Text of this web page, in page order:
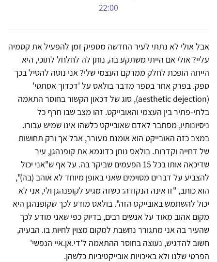
22:00
אבל אולי לא נתתי לעיר החדשה מספיק זמן להפעיל את קסמיה
עליי? אולי אם הייתי משתקע בה, נותן לה לחלחל לתוכי, היא
הייתה הופכת לחלק ממרקם העצמי שלי? אני נוטה להטיל בכך
ספק. בפרק אחר בספר מדבר בולאס על 'דכדוך אסתטי'
(aesthetic dejection), סוג של דכאון הקשור בחוסר התאמה
בלתי-פתיר בין העצמי והאובייקט. זהו מצב שבו חרף כל
ניסיונותיו, מסתבר לאדם שאובייקט כלשהו אינו שמיש עבורו.
במצב כזה האובייקט הוא אומנם מעורר, אבל אך ורק תחושות
של דחייה וקדרות. בולאס נותן כדוגמא את קופנהגן, עיר
שדיכאה אותו בכל 15 הפעמים שביקר בה. על אף ש"אני יכול
להצביע על דברים מסוימים שאני באופן מיוחד לא אוהב (בה)",
הוא כותב, "זו אינה הנקודה: כשזה מגיע לקופנהגן ולי, אני לא
יכול להשתמש באובייקט הזה". בולאס מודע לכך שקופנהגן היא
מקום אהוב מאוד על אנשים רבים, בדיוק כפי שאני מודע לכך
שהעיר בה אני מתגורר נחשבת למקום מצוין לחיות בו. הבעיה,
חשוב להדגיש, נעוצה בחוסר ההתאמה ל'די.אן.איי הנפשי'
הפרטי שלנו ולא באיכויות אובייקטיביות כלשהן.